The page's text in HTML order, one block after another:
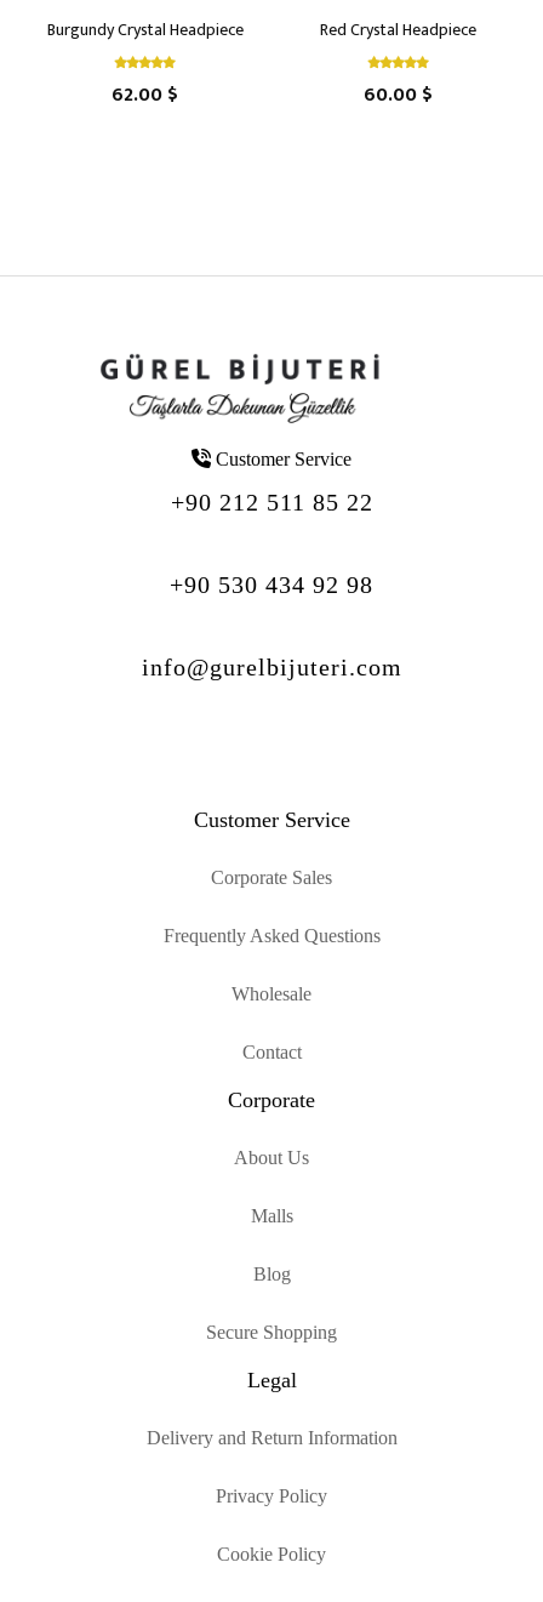
Burgundy Crystal Headpiece
62.00 $
Red Crystal Headpiece
60.00 $
Customer Service
+90 212 511 85 22
+90 530 434 92 98
info@gurelbijuteri.com
Customer Service
Corporate Sales
Frequently Asked Questions
Wholesale
Contact
Corporate
About Us
Malls
Blog
Secure Shopping
Legal
Delivery and Return Information
Privacy Policy
Cookie Policy